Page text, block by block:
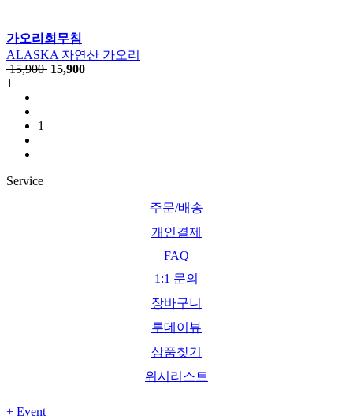
가오리회무침
ALASKA 자연산 가오리
15,900 15,900
1
1
Service
주문/배송
개인결제
FAQ
1:1 문의
장바구니
투데이뷰
상품찾기
위시리스트
+ Event